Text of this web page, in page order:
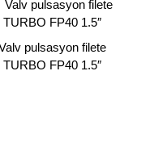
pulsasyon filete
TURBO FP40 1.5″